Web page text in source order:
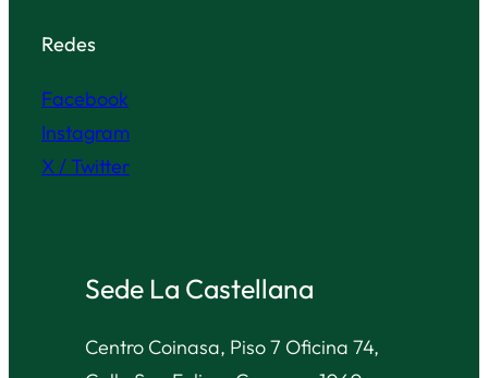
Redes
Facebook
Instagram
X / Twitter
Sede La Castellana
Centro Coinasa, Piso 7 Oficina 74,